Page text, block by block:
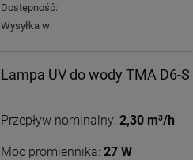
Dostępność:
Wysyłka w:
Lampa UV do wody TMA D6-S
Przepływ nominalny: 2,30 m³/h
Moc promiennika: 27 W